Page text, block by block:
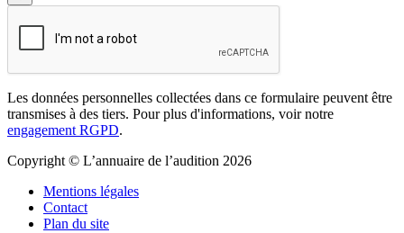
Les données personnelles collectées dans ce formulaire peuvent être
transmises à des tiers. Pour plus d'informations, voir notre
engagement RGPD.
Copyright © L’annuaire de l’audition 2026
Mentions légales
Contact
Plan du site